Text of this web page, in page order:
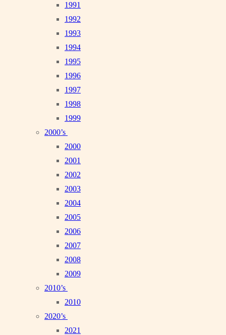
1991
1992
1993
1994
1995
1996
1997
1998
1999
2000’s
2000
2001
2002
2003
2004
2005
2006
2007
2008
2009
2010’s
2010
2020’s
2021